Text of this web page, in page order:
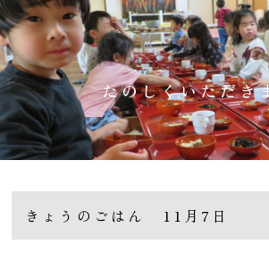
たのしくいただき
きょうのごはん 11月7日